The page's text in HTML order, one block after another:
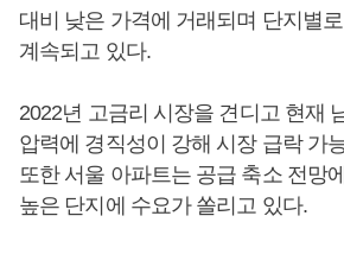
대비 낮은 가격에 거래되며 단지별
계속되고 있다.
2022년 고금리 시장을 견디고 현재
압력에 경직성이 강해 시장 급락 가
또한 서울 아파트는 공급 축소 전망
높은 단지에 수요가 쏠리고 있다.